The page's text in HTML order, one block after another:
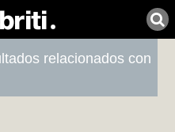
relacionados con